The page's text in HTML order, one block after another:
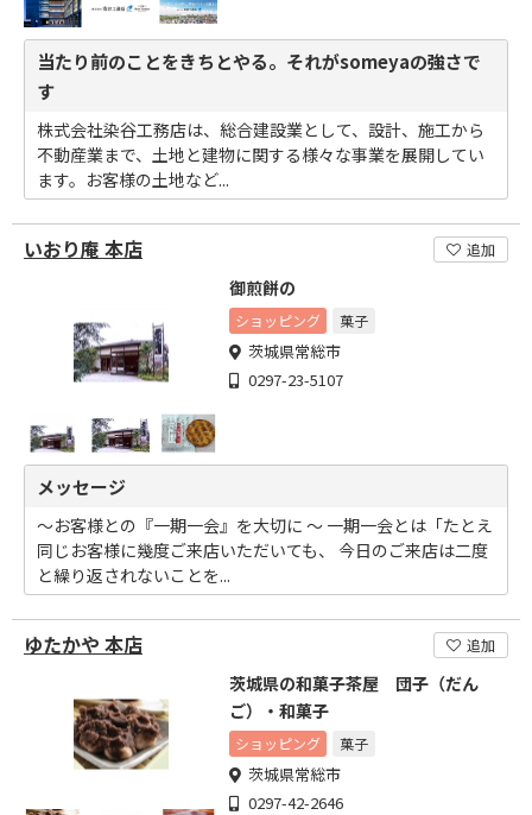
当たり前のことをきちとやる。それがsomeyaの強さで
す
株式会社染谷工務店は、総合建設業として、設計、施工から
不動産業まで、土地と建物に関する様々な事業を展開してい
ます。お客様の土地など...
いおり庵 本店 追加
御煎餅の
ショッピング 菓子
茨城県常総市
0297-23-5107
メッセージ
～お客様との『一期一会』を大切に ～ 一期一会とは「たとえ
同じお客様に幾度ご来店いただいても、 今日のご来店は二度
と繰り返されないことを...
ゆたかや 本店 追加
茨城県の和菓子茶屋 団子（だん
ご）・和菓子
ショッピング 菓子
茨城県常総市
0297-42-2646